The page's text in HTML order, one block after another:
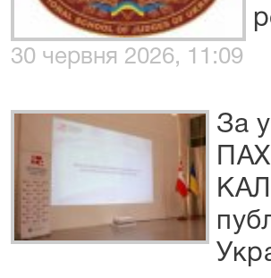
30 червня 2026, 11:09
За